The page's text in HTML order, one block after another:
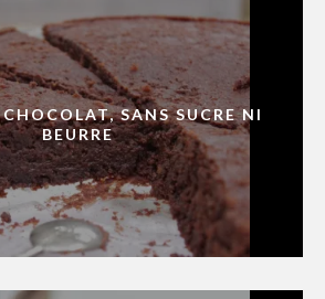
SANS SUCRE NI
BEURRE